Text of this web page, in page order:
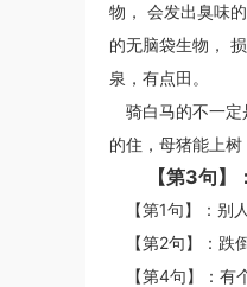
物， 会发出臭味
的无脑袋生物，
泉，有点田。
骑白马的不一
的住，母猪能上树
【第3句
【第1句】：别
【第2句】：
【第4句】：